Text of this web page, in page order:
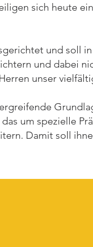
sich heute
und soll
und dabei
unser
um spezielle
Damit soll